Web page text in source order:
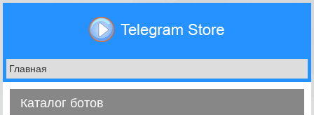
Каталог ботов